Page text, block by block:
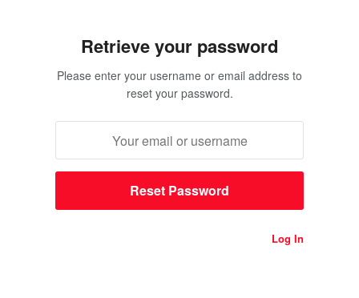
Retrieve your password
Please enter your username or email address to
reset your password.
Log In